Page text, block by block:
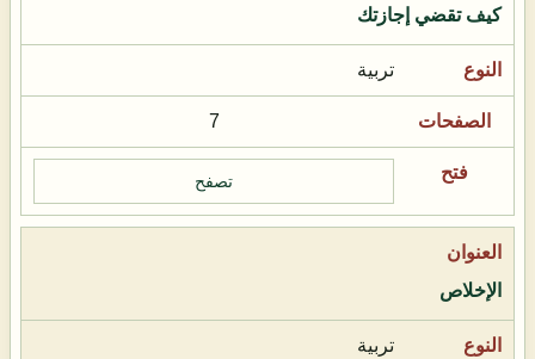
كيف تقضي إجازتك
تربية
7
تصفح
الإخلاص
تربية